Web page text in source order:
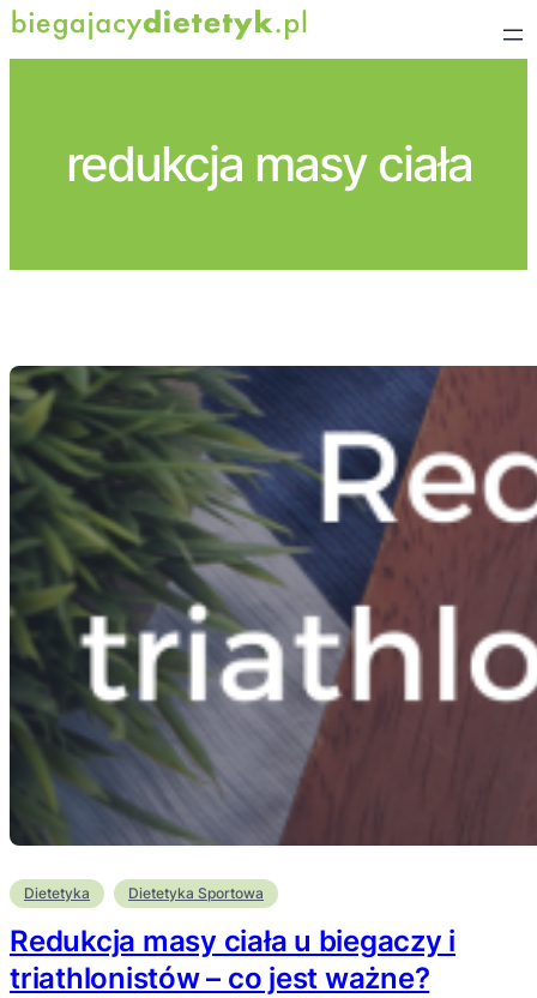
Przejdź
do
redukcja masy ciała
Dietetyka Dietetyka Sportowa
Redukcja masy ciała u biegaczy i
triathlonistów – co jest ważne?